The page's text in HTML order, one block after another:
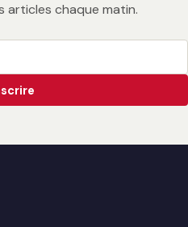
articles chaque matin.